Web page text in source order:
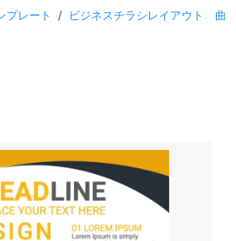
プレート / ビジネスチラシレイアウト 曲